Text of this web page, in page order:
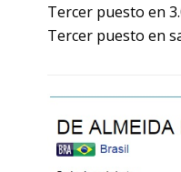
Tercer puesto en
Tercer puesto en